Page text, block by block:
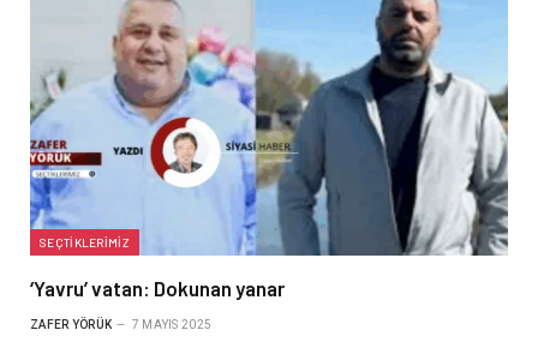
SEÇTIKLERIMIZ
‘Yavru’ vatan: Dokunan yanar
ZAFER YÖRÜK 7 MAYIS 2025